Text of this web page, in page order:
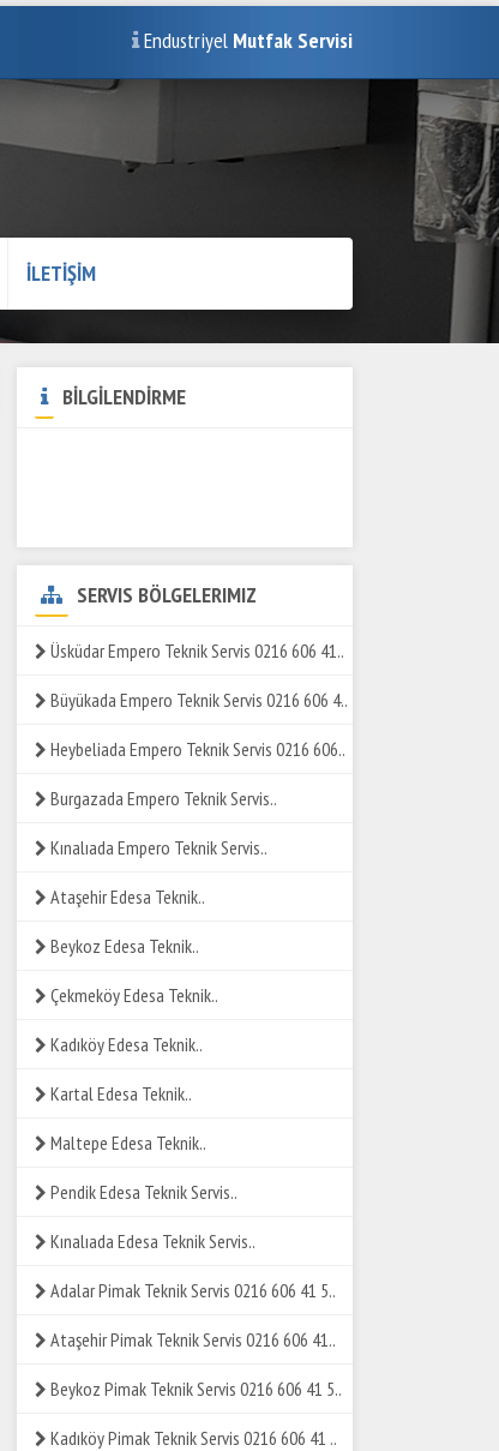
Endustriyel Mutfak Servisi
İLETİŞİM
BİLGİLENDİRME
SERVIS BÖLGELERIMIZ
Üsküdar Empero Teknik Servis 0216 606 41..
Büyükada Empero Teknik Servis 0216 606 4..
Heybeliada Empero Teknik Servis 0216 606..
Burgazada Empero Teknik Servis..
Kınalıada Empero Teknik Servis..
Ataşehir Edesa Teknik..
Beykoz Edesa Teknik..
Çekmeköy Edesa Teknik..
Kadıköy Edesa Teknik..
Kartal Edesa Teknik..
Maltepe Edesa Teknik..
Pendik Edesa Teknik Servis..
Kınalıada Edesa Teknik Servis..
Adalar Pimak Teknik Servis 0216 606 41 5..
Ataşehir Pimak Teknik Servis 0216 606 41..
Beykoz Pimak Teknik Servis 0216 606 41 5..
Kadıköy Pimak Teknik Servis 0216 606 41 ..